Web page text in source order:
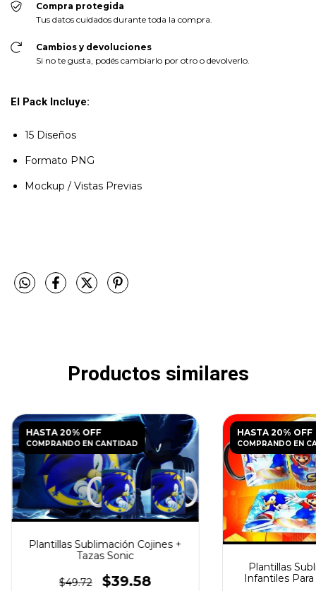
Compra protegida
Tus datos cuidados durante toda la compra.
Cambios y devoluciones
Si no te gusta, podés cambiarlo por otro o devolverlo.
El Pack Incluye:
15 Diseños
Formato PNG
Mockup / Vistas Previas
Productos similares
HASTA 20% OFF
COMPRANDO EN CANTIDAD
Plantillas Sublimación Cojines +
Tazas Sonic
$49.72 $39.58
HASTA 20% OFF
COMPRANDO EN
Plantillas
Infantiles